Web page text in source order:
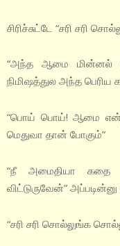
சிரிச்சுட்டே “சரி சரி
“அந்த ஆமை மின்னல்
நிமிஷத்துல அந்த பெரிய
“பொய் பொய்! ஆமை
மெதுவா தான் போகும்”
“நீ அமைதியா கதை
விட்டுருவேன்”
“சரி சரி சொல்லுங்க